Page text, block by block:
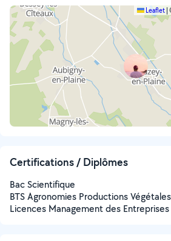
Leaflet
Certifications / Diplômes
Bac Scientifique
BTS Agronomies Productions Végétales
Licences Management des